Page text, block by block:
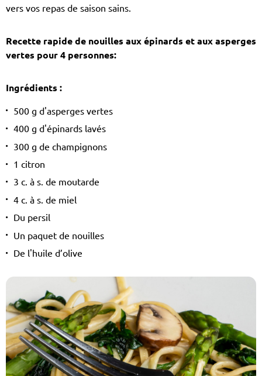
vers vos repas de saison sains.
Recette rapide de nouilles aux épinards et aux asperges
vertes pour 4 personnes:
Ingrédients :
500 g d'asperges vertes
400 g d'épinards lavés
300 g de champignons
1 citron
3 c. à s. de moutarde
4 c. à s. de miel
Du persil
Un paquet de nouilles
De l'huile d’olive